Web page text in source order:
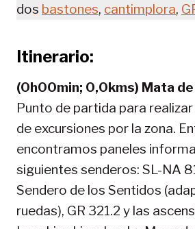
dos bastones, cantimplora,
Itinerario:
(0h00min; 0,0kms) Mata
Punto de partida para realizar
de excursiones por la zona.
encontramos paneles
siguientes senderos: SL-NA
Sendero de los Sentidos
ruedas), GR 321.2 y las